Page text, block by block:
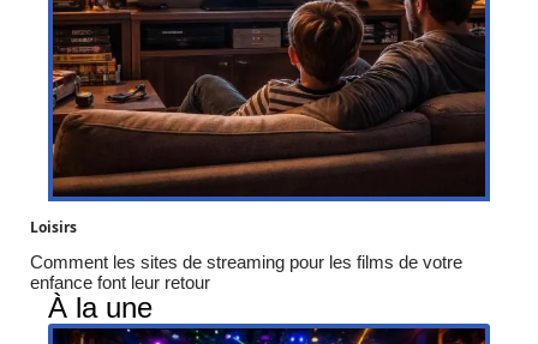
Loisirs
Comment les sites de streaming pour les films de votre
enfance font leur retour
À la une